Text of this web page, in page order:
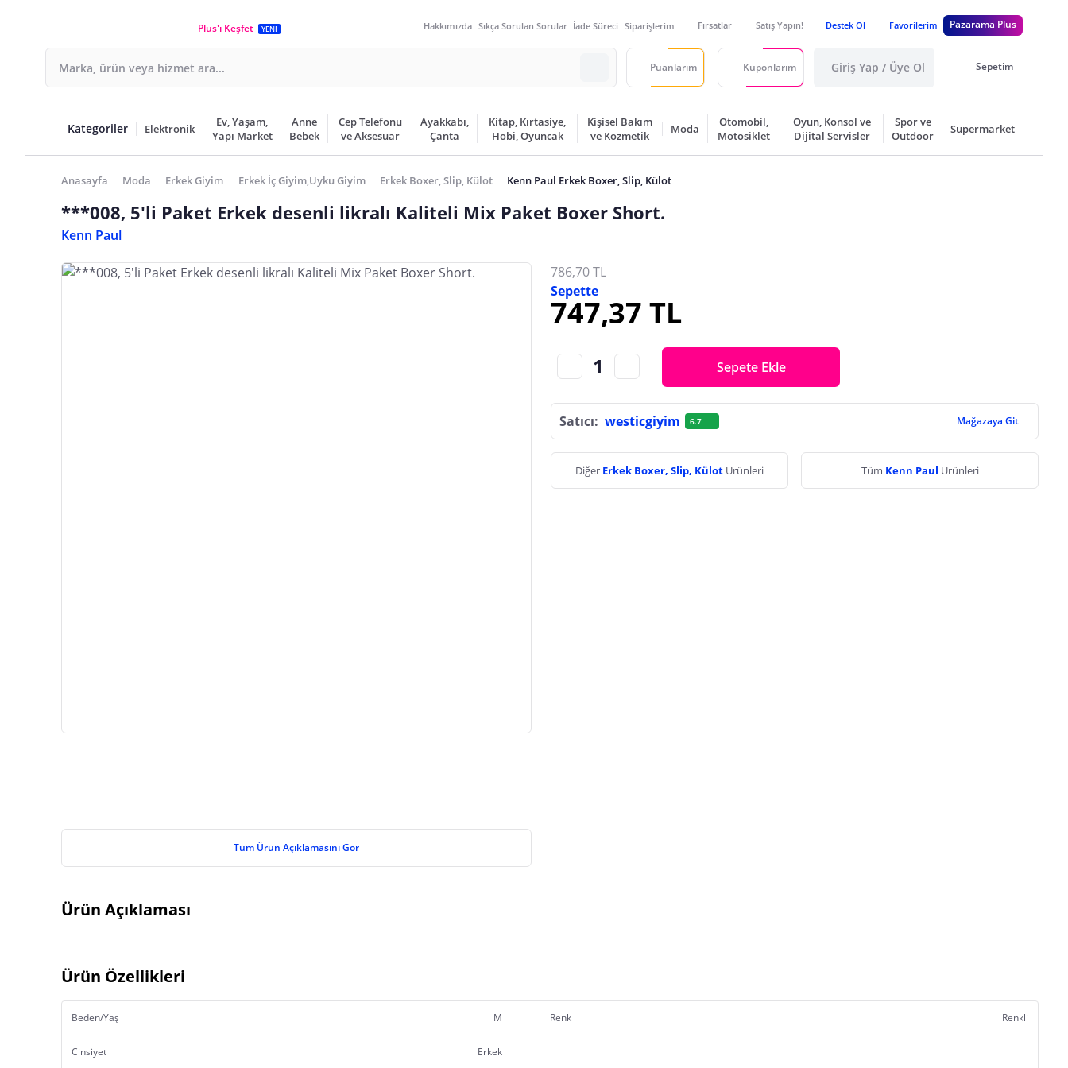
Plus'ı Keşfet YENİ Hakkımızda Sıkça Sorulan Sorular İade Süreci Siparişlerim Fırsatlar Satış Yapın! Destek Ol Favorilerim Pazarama Plus
Puanlarım Kuponlarım Giriş Yap / Üye Ol Sepetim
Kategoriler Elektronik
Ev, Yaşam,
Yapı Market
Anne
Bebek
Cep Telefonu
ve Aksesuar
Ayakkabı,
Çanta
Kitap, Kırtasiye,
Hobi, Oyuncak
Kişisel Bakım
ve Kozmetik
Moda
Otomobil,
Motosiklet
Oyun, Konsol ve
Dijital Servisler
Spor ve
Outdoor
Süpermarket
Anasayfa Moda Erkek Giyim Erkek İç Giyim,Uyku Giyim Erkek Boxer, Slip, Külot Kenn Paul Erkek Boxer, Slip, Külot
***008, 5'li Paket Erkek desenli likralı Kaliteli Mix Paket Boxer Short.
Kenn Paul
Tüm Ürün Açıklamasını Gör
786,70 TL
Sepette
747,37 TL
Sepete Ekle
Satıcı: westicgiyim 6.7 Mağazaya Git
Diğer Erkek Boxer, Slip, Külot Ürünleri Tüm Kenn Paul Ürünleri
Ürün Açıklaması
Ürün Özellikleri
Beden/Yaş M Renk Renkli
Cinsiyet Erkek